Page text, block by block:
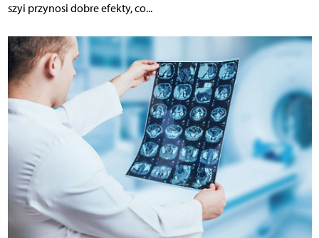
szyi przynosi dobre efekty, co...